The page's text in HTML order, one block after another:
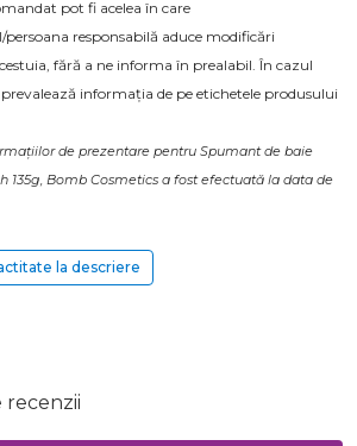
pot fi acelea în care
responsabilă aduce modificări
fără a ne informa în prealabil. În cazul
informația de pe etichetele produsului
de prezentare pentru Spumant de baie
135g, Bomb Cosmetics a fost efectuată la data de
la descriere
recenzii